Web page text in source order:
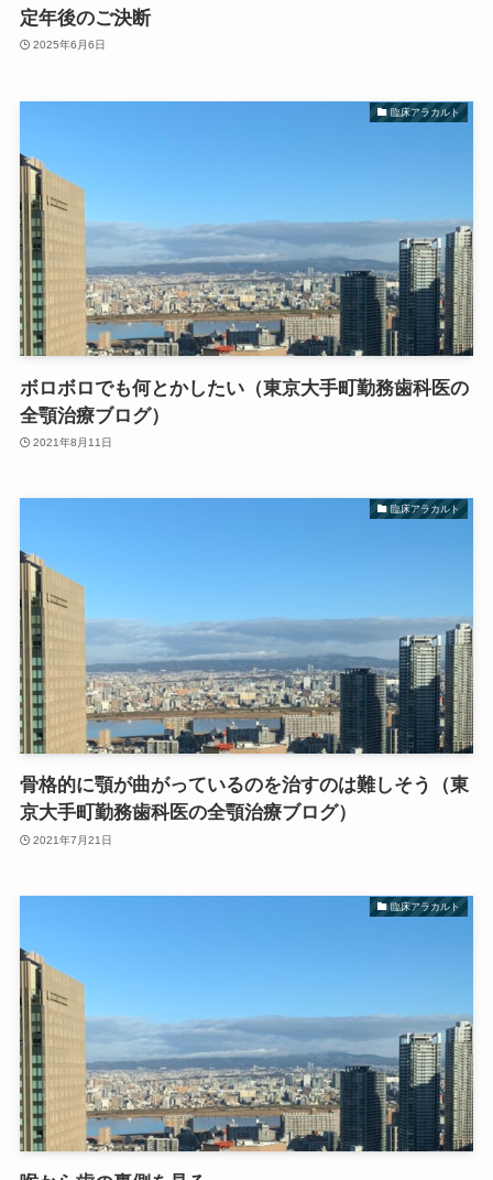
定年後のご決断
2025年6月6日
臨床アラカルト
ボロボロでも何とかしたい（東京大手町勤務歯科医の
全顎治療ブログ）
2021年8月11日
臨床アラカルト
骨格的に顎が曲がっているのを治すのは難しそう（東
京大手町勤務歯科医の全顎治療ブログ）
2021年7月21日
臨床アラカルト